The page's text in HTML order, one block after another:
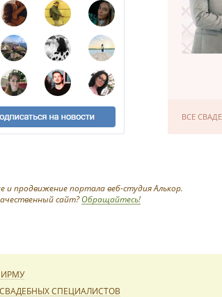
ВСЕ
и продвижение портала веб-студия Алькор.
сайт?Обращайтесь!
СПЕЦИАЛИСТОВ